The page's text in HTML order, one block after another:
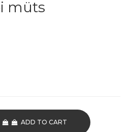
müts
ADD TO CART